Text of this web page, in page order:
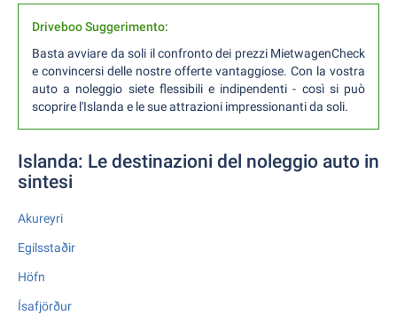
Driveboo Suggerimento:
Basta avviare da soli il confronto dei prezzi MietwagenCheck
e convincersi delle nostre offerte vantaggiose. Con la vostra
auto a noleggio siete flessibili e indipendenti - così si può
scoprire l'Islanda e le sue attrazioni impressionanti da soli.
Islanda: Le destinazioni del noleggio auto in
sintesi
Akureyri
Egilsstaðir
Höfn
Ísafjörður